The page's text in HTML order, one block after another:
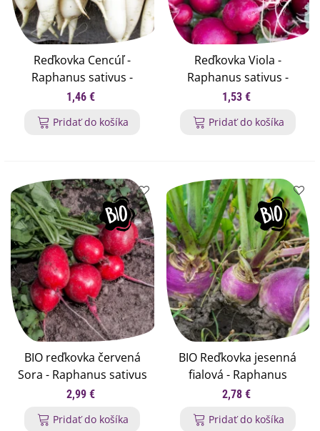
Reďkovka Cencúľ -
Raphanus sativus -
semená reďkovky - 100
1,46 €
Pridať do košíka
Reďkovka Viola -
Raphanus sativus -
semená reďkovky - 100
1,53 €
Pridať do košíka
BIO reďkovka červená
Sora - Raphanus sativus
- bio semená reďkovky -
2,99 €
Pridať do košíka
BIO Reďkovka jesenná
fialová - Raphanus
sativus - bio semená
2,78 €
Pridať do košíka